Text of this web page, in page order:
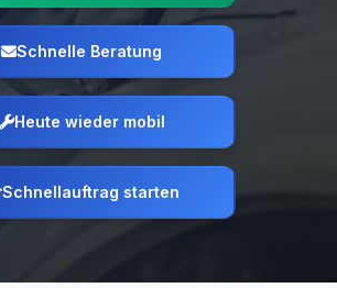
Schnelle Beratung
Heute wieder mobil
Schnellauftrag starten